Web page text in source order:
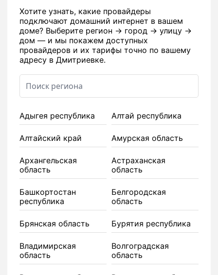
Хотите узнать, какие провайдеры
подключают домашний интернет в вашем
доме? Выберите регион → город → улицу →
дом — и мы покажем доступных
провайдеров и их тарифы точно по вашему
адресу в Дмитриевке.
Адыгея республика Алтай республика
Алтайский край Амурская область
Архангельская
область
Астраханская
область
Башкортостан
республика
Белгородская
область
Брянская область Бурятия республика
Владимирская
область
Волгоградская
область